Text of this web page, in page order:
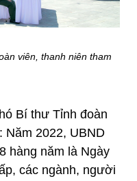
viên, thanh niên tham
Bí thư Tỉnh đoàn
Năm 2022, UBND
hàng năm là Ngày
các ngành, người